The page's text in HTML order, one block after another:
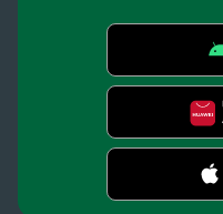
SuperEnalotto